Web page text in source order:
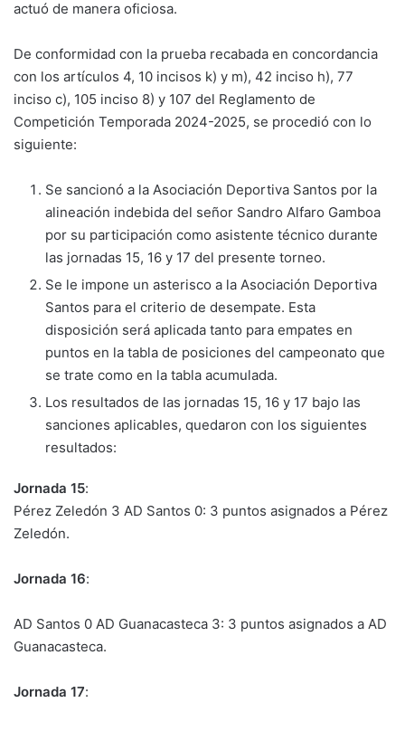
actuó de manera oficiosa.
De conformidad con la prueba recabada en concordancia
con los artículos 4, 10 incisos k) y m), 42 inciso h), 77
inciso c), 105 inciso 8) y 107 del Reglamento de
Competición Temporada 2024-2025, se procedió con lo
siguiente:
Se sancionó a la Asociación Deportiva Santos por la
alineación indebida del señor Sandro Alfaro Gamboa
por su participación como asistente técnico durante
las jornadas 15, 16 y 17 del presente torneo.
Se le impone un asterisco a la Asociación Deportiva
Santos para el criterio de desempate. Esta
disposición será aplicada tanto para empates en
puntos en la tabla de posiciones del campeonato que
se trate como en la tabla acumulada.
Los resultados de las jornadas 15, 16 y 17 bajo las
sanciones aplicables, quedaron con los siguientes
resultados:
Jornada 15:
Pérez Zeledón 3 AD Santos 0: 3 puntos asignados a Pérez
Zeledón.
Jornada 16:
AD Santos 0 AD Guanacasteca 3: 3 puntos asignados a AD
Guanacasteca.
Jornada 17: